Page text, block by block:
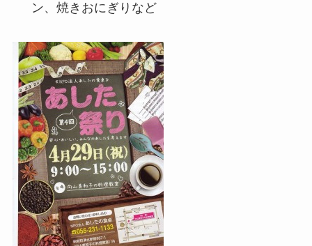
ン、焼きおにぎりなど